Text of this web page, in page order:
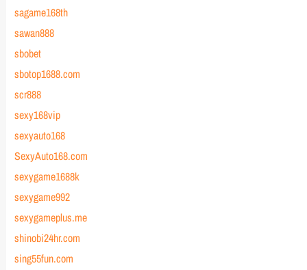
sagame168th
sawan888
sbobet
sbotop1688.com
scr888
sexy168vip
sexyauto168
SexyAuto168.com
sexygame1688k
sexygame992
sexygameplus.me
shinobi24hr.com
sing55fun.com